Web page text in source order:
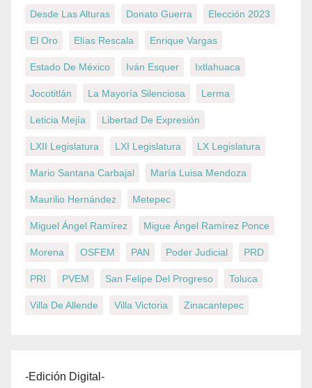
Desde Las Alturas Donato Guerra Elección 2023
El Oro Elías Rescala Enrique Vargas
Estado De México Iván Esquer Ixtlahuaca
Jocotitlán La Mayoría Silenciosa Lerma
Leticia Mejía Libertad De Expresión
LXII Legislatura LXI Legislatura LX Legislatura
Mario Santana Carbajal María Luisa Mendoza
Maurilio Hernández Metepec
Miguel Ángel Ramírez Migue Ángel Ramírez Ponce
Morena OSFEM PAN Poder Judicial PRD
PRI PVEM San Felipe Del Progreso Toluca
Villa De Allende Villa Victoria Zinacantepec
-Edición Digital-